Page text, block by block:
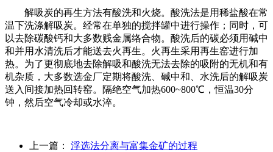
解吸炭的再生方法有酸洗和火烧。酸洗法是用稀盐酸在常
温下洗涤解吸炭。经常在单独的搅拌罐中进行操作；同时，可
以去除碳酸钙和大多数贱金属络合物。酸洗后的碳必须用碱中
和并用水清洗后才能送去火再生。火再生采用再生窑进行加
热。为了更彻底地去除解吸和酸洗无法去除的吸附的无机和有
机杂质，大多数选金厂定期将酸洗、碱中和、水洗后的解吸炭
送入间接加热回转窑。隔绝空气加热600~800℃，恒温30分
钟，然后空气冷却或水淬。
上一篇： 浮选法分离与富集金矿的过程